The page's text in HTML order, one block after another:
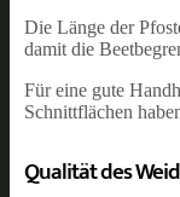
Die Länge der
damit die
Für eine gute
Schnittflächen
Qualität des